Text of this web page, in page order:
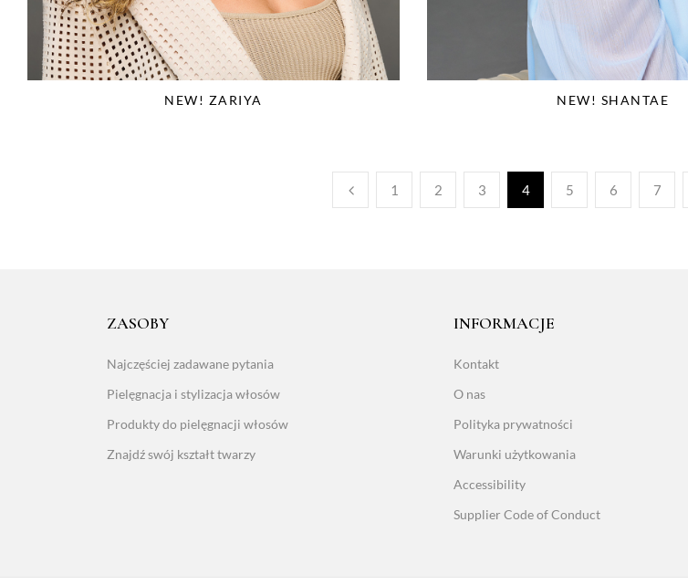
NEW! ZARIYA NEW! SHANTAE
1 2 3 4 5 6 7
ZASOBY
Najczęściej zadawane pytania
Pielęgnacja i stylizacja włosów
Produkty do pielęgnacji włosów
Znajdź swój kształt twarzy
INFORMACJE
Kontakt
O nas
Polityka prywatności
Warunki użytkowania
Accessibility
Supplier Code of Conduct